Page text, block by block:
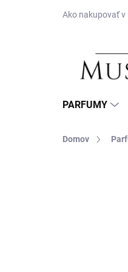
Ako nakupovať v
PARFUMY
Domov